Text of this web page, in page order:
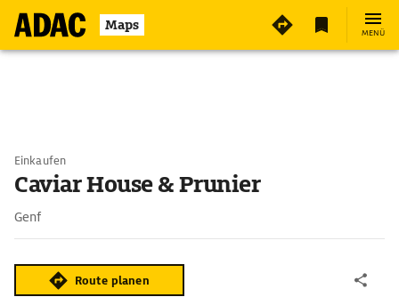
Maps MENÜ
Einkaufen
Caviar House & Prunier
Genf
Route planen